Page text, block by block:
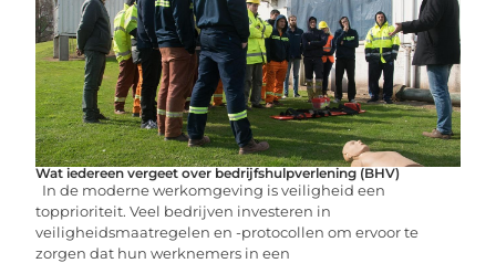
Wat iedereen vergeet over bedrijfshulpverlening (BHV)
In de moderne werkomgeving is veiligheid een
topprioriteit. Veel bedrijven investeren in
veiligheidsmaatregelen en -protocollen om ervoor te
zorgen dat hun werknemers in een